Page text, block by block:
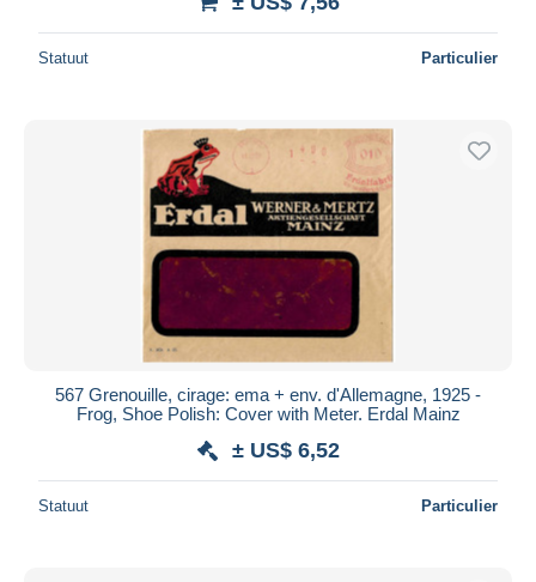
Statuut Particulier
567 Grenouille, cirage: ema + env. d'Allemagne, 1925 -
Frog, Shoe Polish: Cover with Meter. Erdal Mainz
± US$ 6,52
Statuut Particulier